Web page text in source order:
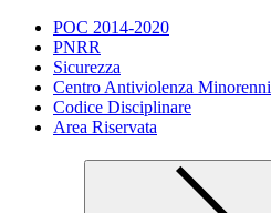
POC 2014-2020
PNRR
Sicurezza
Centro Antiviolenza Minorenni
Codice Disciplinare
Area Riservata